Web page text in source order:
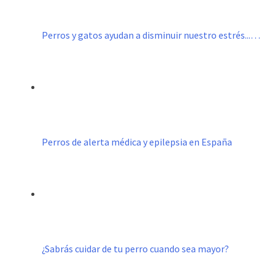
Perros y gatos ayudan a disminuir nuestro estrés...…
Perros de alerta médica y epilepsia en España
¿Sabrás cuidar de tu perro cuando sea mayor?